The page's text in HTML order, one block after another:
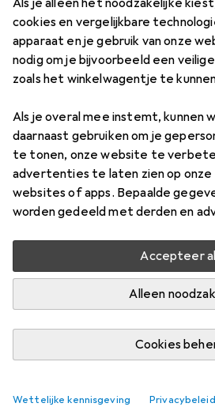
Als je alleen het noodzakelijke
cookies en vergelijkbare
apparaat en je gebruik van onze
nodig om je bijvoorbeeld een
zoals het winkelwagentje te
Als je overal mee instemt, kunnen
daarnaast gebruiken om je
te tonen, onze website te
advertenties te laten zien op onze
websites of apps. Bepaalde
worden gedeeld met derden en
Accepteer
Alleen
Cookies
Wettelijke kennisgeving Privacybeleid
EUR
519,–
Samyang
14mm
Canon RF, APS-C
Accessoires voor
T3.1 MK2 Canon RF
Vind passende accessoires voor de
MK2 Canon RF uit de categorieën
en Zonnekap.
Lensfilter